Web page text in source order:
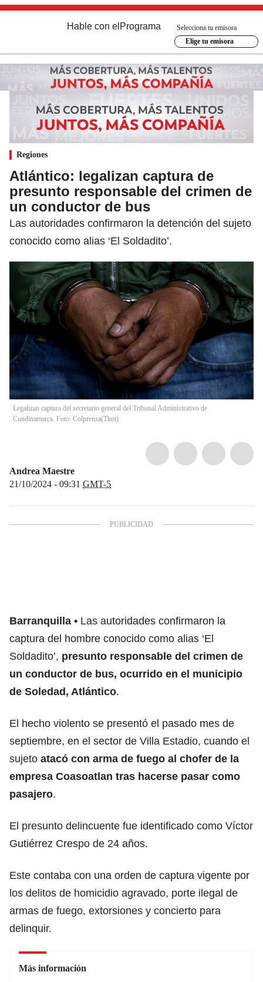
Hable con el Programa
Selecciona tu emisora
Elige tu emisora
Regiones
Atlántico: legalizan captura de
presunto responsable del crimen de
un conductor de bus
Las autoridades confirmaron la detención del sujeto
conocido como alias ‘El Soldadito’.
Legalizan captura del secretario general del Tribunal Administrativo de
Cundinamarca. Foto: Colprensa(Thot)
Andrea Maestre
21/10/2024 - 09:31 GMT-5
Barranquilla
Las autoridades confirmaron la
captura del hombre conocido como alias ‘El
Soldadito’, presunto responsable del crimen de
un conductor de bus, ocurrido en el municipio
de Soledad, Atlántico.
El hecho violento se presentó el pasado mes de
septiembre, en el sector de Villa Estadio, cuando el
sujeto atacó con arma de fuego al chofer de la
empresa Coasoatlan tras hacerse pasar como
pasajero.
El presunto delincuente fue identificado como Víctor
Gutiérrez Crespo de 24 años.
Este contaba con una orden de captura vigente por
los delitos de homicidio agravado, porte ilegal de
armas de fuego, extorsiones y concierto para
delinquir.
Más información